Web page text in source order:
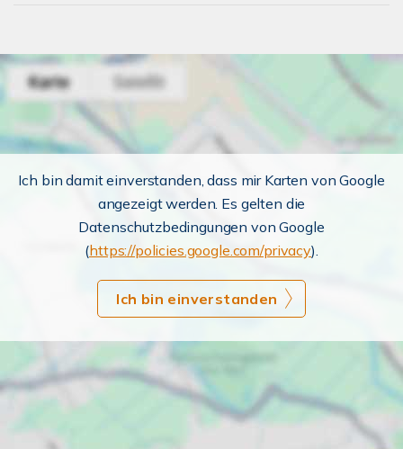
Ich bin damit einverstanden, dass mir Karten von Google
angezeigt werden. Es gelten die
Datenschutzbedingungen von Google
(https://policies.google.com/privacy).
Ich bin einverstanden